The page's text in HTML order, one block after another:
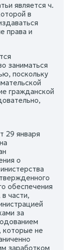
является ч.
в
права и
заниматься
поскольку
гражданской
29 января
о
обеспечения
части,
за
которые не
заработком